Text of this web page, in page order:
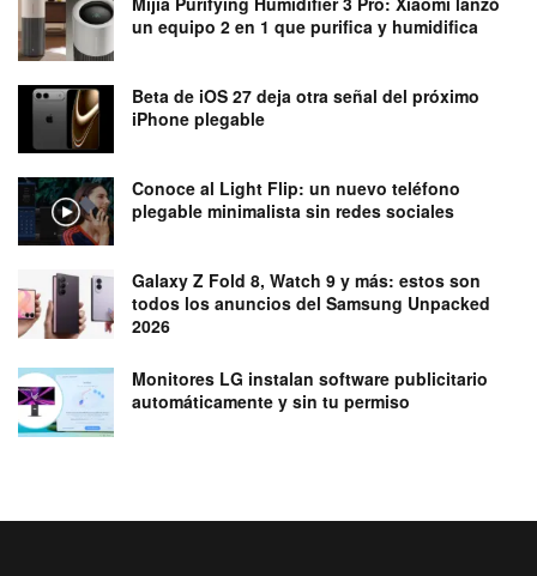
un equipo 2 en 1 que purifica y humidifica
Beta de iOS 27 deja otra señal del próximo
iPhone plegable
Conoce al Light Flip: un nuevo teléfono
plegable minimalista sin redes sociales
Galaxy Z Fold 8, Watch 9 y más: estos son
todos los anuncios del Samsung Unpacked
2026
Monitores LG instalan software publicitario
automáticamente y sin tu permiso